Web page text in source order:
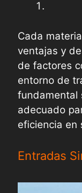
Cada
ventajas y
de factores
entorno de
fundamental
adecuado
eficiencia en
Entradas